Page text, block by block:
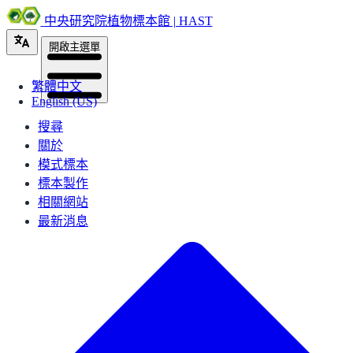
中央研究院植物標本館 | HAST
繁體中文
English (US)
開啟主選單
搜尋
關於
模式標本
標本製作
相關網站
最新消息